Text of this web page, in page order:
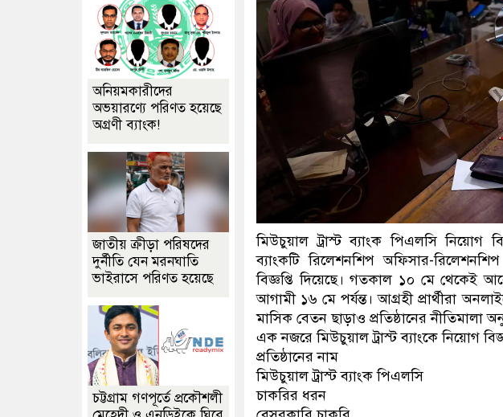
মিউচুয়াল ট্রাস্ট ব্যাংক পিএলসি নিয়োগ
ব্যাংকটি রিলেশনশিপ অফিসার-
বিজ্ঞপ্তি দিয়েছে। গতকাল ১০ মে থেকেই
আগামী ১৬ মে পর্যন্ত। আগ্রহী প্রার্থীরা
মাসিক বেতন ছাড়াও প্রতিষ্ঠানের নীতিমালা
এক নজরে মিউচুয়াল ট্রাস্ট ব্যাংকে নিয়োগ
প্রতিষ্ঠানের নাম
মিউচুয়াল ট্রাস্ট ব্যাংক পিএলসি
চাকরির ধরন
অনিয়মকারীদের
অভয়ারণ্যে পরিণত হয়েছে
অগ্রণী ব্যাংক!
জাতীয় ক্রীড়া পরিষদের
দুর্নীতি যেন মরনঘাতি
ভাইরাসে পরিণত হয়েছে
চট্টগ্রাম গণপূর্তে প্রকৌশলী